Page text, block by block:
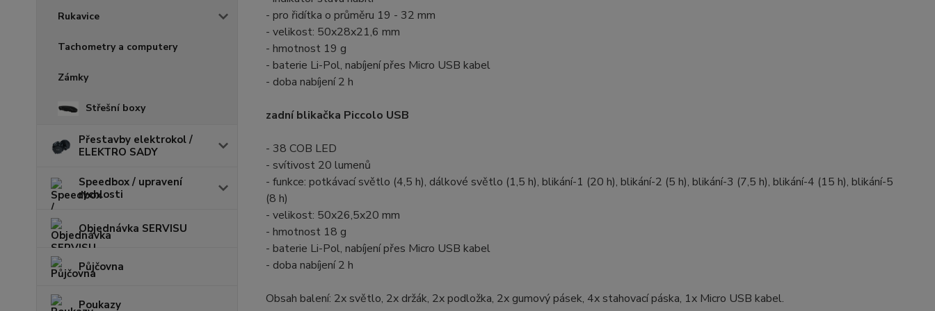
Rukavice
Tachometry a computery
Zámky
Střešní boxy
Přestavby elektrokol /
ELEKTRO SADY
Speedbox / upravení
rychlosti
Objednávka SERVISU
Půjčovna
Poukazy
- pro řidítka o průměru 19 - 32 mm
- velikost: 50x28x21,6 mm
- hmotnost 19 g
- baterie Li-Pol, nabíjení přes Micro USB kabel
- doba nabíjení 2 h
zadní blikačka Piccolo USB
- 38 COB LED
- svítivost 20 lumenů
- funkce: potkávací světlo (4,5 h), dálkové světlo (1,5 h), blikání-1 (20 h), blikání-2 (5 h), blikání-3 (7,5 h), blikání-4 (15 h), blikání-5
(8 h)
- velikost: 50x26,5x20 mm
- hmotnost 18 g
- baterie Li-Pol, nabíjení přes Micro USB kabel
- doba nabíjení 2 h
Obsah balení: 2x světlo, 2x držák, 2x podložka, 2x gumový pásek, 4x stahovací páska, 1x Micro USB kabel.